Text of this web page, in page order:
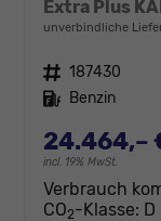
unverbindliche
Fahrzeugnr. 187430
Kraftstoff Benzin
24.464,–
incl. 19% MwSt.
Verbrauch
CO2-Klasse: D